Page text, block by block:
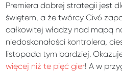
Premiera dobrej strategii jest
świętem, a że twórcy Civ6
całkowitej władzy nad mapą
niedoskonałości kontrolera,
listopada tym bardziej.
więcej niż te pięć gier! A w